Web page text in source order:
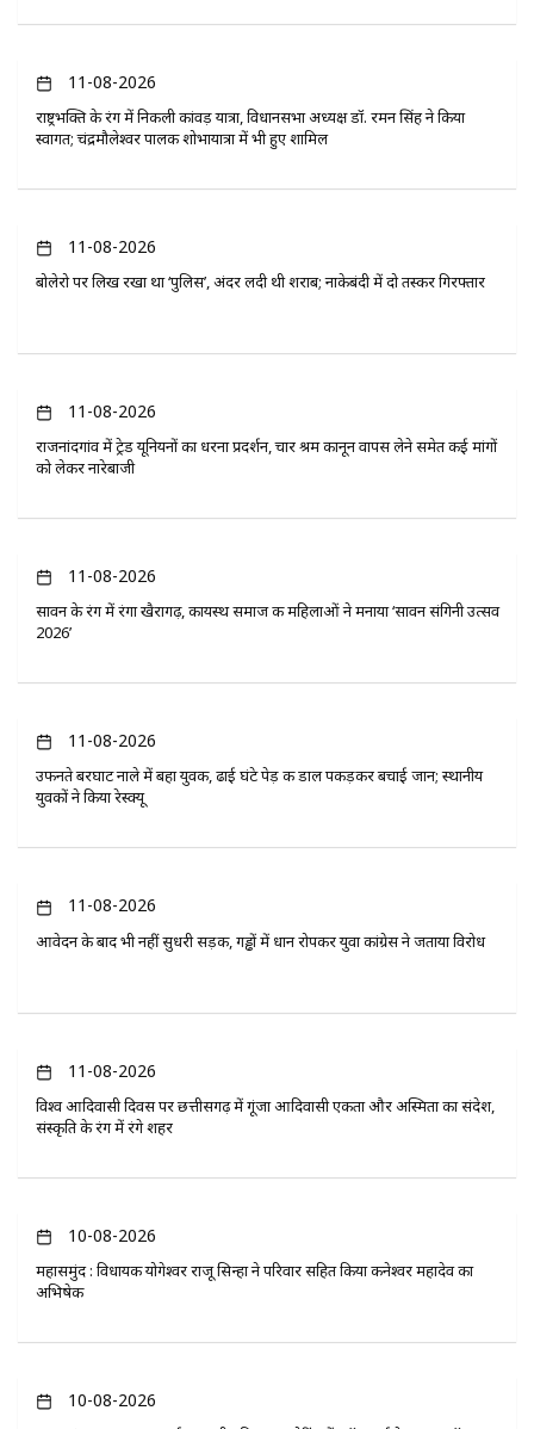
11-08-2026
राष्ट्रभक्ति के रंग में निकली कांवड़ यात्रा, विधानसभा अध्यक्ष डॉ. रमन सिंह ने किया
स्वागत; चंद्रमौलेश्वर पालकी शोभायात्रा में भी हुए शामिल
11-08-2026
बोलेरो पर लिख रखा था ‘पुलिस’, अंदर लदी थी शराब; नाकेबंदी में दो तस्कर गिरफ्तार
11-08-2026
राजनांदगांव में ट्रेड यूनियनों का धरना प्रदर्शन, चार श्रम कानून वापस लेने समेत कई मांगों
को लेकर नारेबाजी
11-08-2026
सावन के रंग में रंगा खैरागढ़, कायस्थ समाज की महिलाओं ने मनाया ‘सावन संगिनी उत्सव
2026’
11-08-2026
उफनते बरघाट नाले में बहा युवक, ढाई घंटे पेड़ की डाल पकड़कर बचाई जान; स्थानीय
युवकों ने किया रेस्क्यू
11-08-2026
आवेदन के बाद भी नहीं सुधरी सड़क, गड्ढों में धान रोपकर युवा कांग्रेस ने जताया विरोध
11-08-2026
विश्व आदिवासी दिवस पर छत्तीसगढ़ में गूंजा आदिवासी एकता और अस्मिता का संदेश,
संस्कृति के रंग में रंगे शहर
10-08-2026
महासमुंद : विधायक योगेश्वर राजू सिन्हा ने परिवार सहित किया कनेश्वर महादेव का
अभिषेक
10-08-2026